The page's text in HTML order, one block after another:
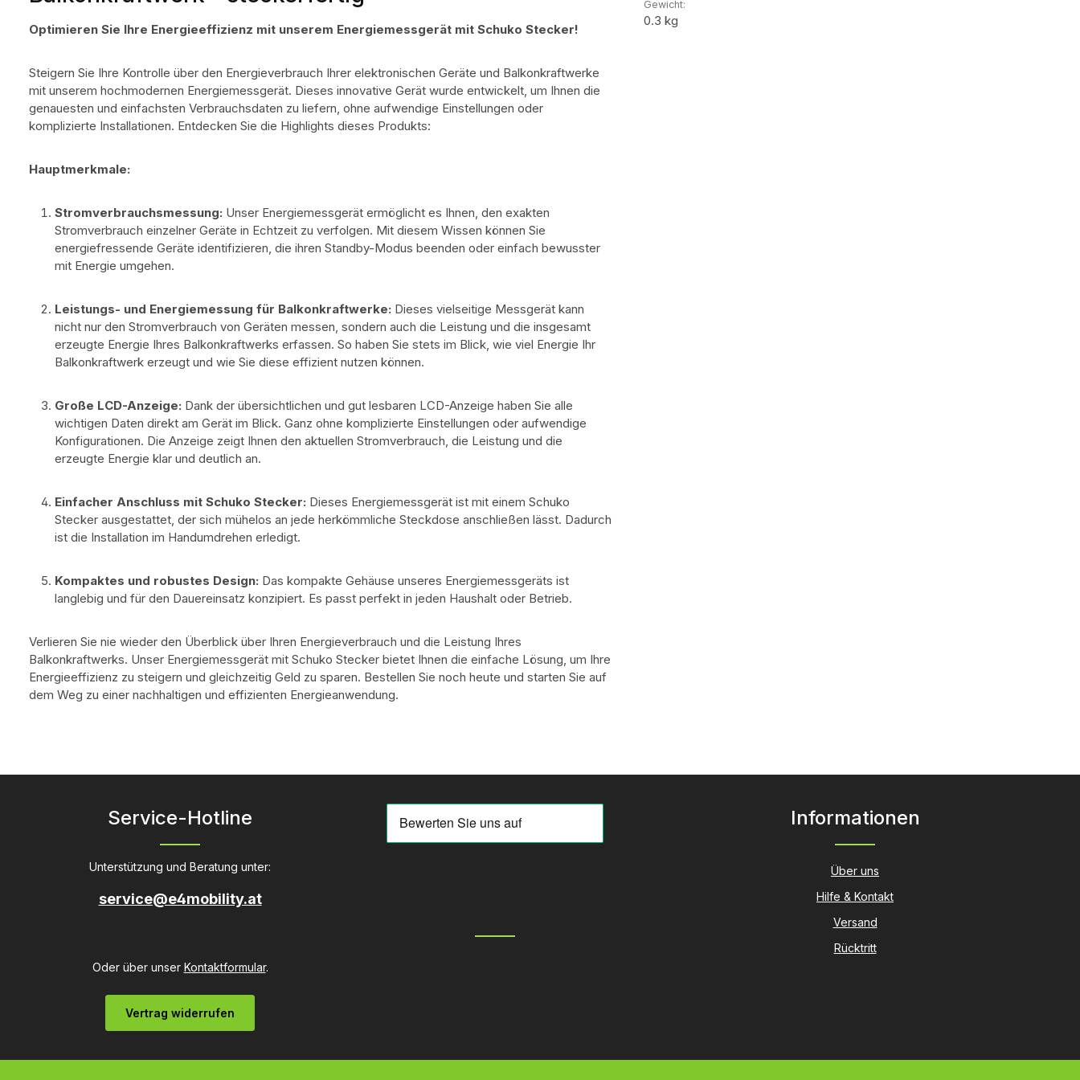
Gewicht:
0.3 kg
Optimieren Sie Ihre Energieeffizienz mit unserem Energiemessgerät mit Schuko Stecker!
Steigern Sie Ihre Kontrolle über den Energieverbrauch Ihrer elektronischen Geräte und Balkonkraftwerke
mit unserem hochmodernen Energiemessgerät. Dieses innovative Gerät wurde entwickelt, um Ihnen die
genauesten und einfachsten Verbrauchsdaten zu liefern, ohne aufwendige Einstellungen oder
komplizierte Installationen. Entdecken Sie die Highlights dieses Produkts:
Hauptmerkmale:
Stromverbrauchsmessung: Unser Energiemessgerät ermöglicht es Ihnen, den exakten
Stromverbrauch einzelner Geräte in Echtzeit zu verfolgen. Mit diesem Wissen können Sie
energiefressende Geräte identifizieren, die ihren Standby-Modus beenden oder einfach bewusster
mit Energie umgehen.
Leistungs- und Energiemessung für Balkonkraftwerke: Dieses vielseitige Messgerät kann
nicht nur den Stromverbrauch von Geräten messen, sondern auch die Leistung und die insgesamt
erzeugte Energie Ihres Balkonkraftwerks erfassen. So haben Sie stets im Blick, wie viel Energie Ihr
Balkonkraftwerk erzeugt und wie Sie diese effizient nutzen können.
Große LCD-Anzeige: Dank der übersichtlichen und gut lesbaren LCD-Anzeige haben Sie alle
wichtigen Daten direkt am Gerät im Blick. Ganz ohne komplizierte Einstellungen oder aufwendige
Konfigurationen. Die Anzeige zeigt Ihnen den aktuellen Stromverbrauch, die Leistung und die
erzeugte Energie klar und deutlich an.
Einfacher Anschluss mit Schuko Stecker: Dieses Energiemessgerät ist mit einem Schuko
Stecker ausgestattet, der sich mühelos an jede herkömmliche Steckdose anschließen lässt. Dadurch
ist die Installation im Handumdrehen erledigt.
Kompaktes und robustes Design: Das kompakte Gehäuse unseres Energiemessgeräts ist
langlebig und für den Dauereinsatz konzipiert. Es passt perfekt in jeden Haushalt oder Betrieb.
Verlieren Sie nie wieder den Überblick über Ihren Energieverbrauch und die Leistung Ihres
Balkonkraftwerks. Unser Energiemessgerät mit Schuko Stecker bietet Ihnen die einfache Lösung, um Ihre
Energieeffizienz zu steigern und gleichzeitig Geld zu sparen. Bestellen Sie noch heute und starten Sie auf
dem Weg zu einer nachhaltigen und effizienten Energieanwendung.
Service-Hotline
Unterstützung und Beratung unter:
service@e4mobility.at
Oder über unser Kontaktformular.
Vertrag widerrufen
Informationen
Über uns
Hilfe & Kontakt
Versand
Rücktritt